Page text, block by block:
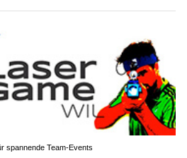
spannende Team-Events